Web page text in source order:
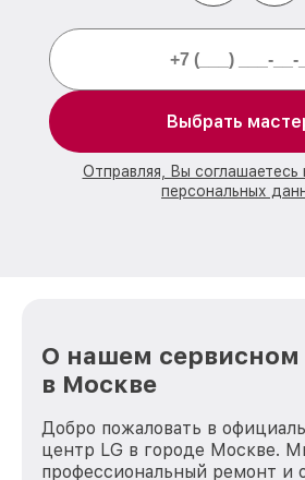
Выбрать
Отправляя, Вы соглашаетесь
персональных
О нашем сервисном
в Москве
Добро пожаловать в
центр LG в городе Москве.
профессиональный ремонт и